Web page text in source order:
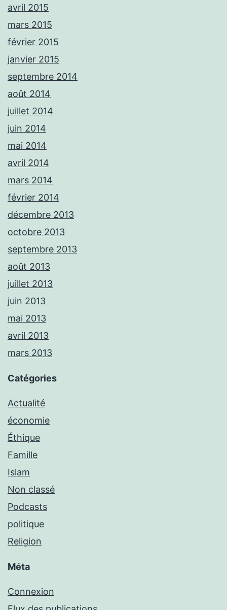
avril 2015
mars 2015
février 2015
janvier 2015
septembre 2014
août 2014
juillet 2014
juin 2014
mai 2014
avril 2014
mars 2014
février 2014
décembre 2013
octobre 2013
septembre 2013
août 2013
juillet 2013
juin 2013
mai 2013
avril 2013
mars 2013
Catégories
Actualité
économie
Éthique
Famille
Islam
Non classé
Podcasts
politique
Religion
Méta
Connexion